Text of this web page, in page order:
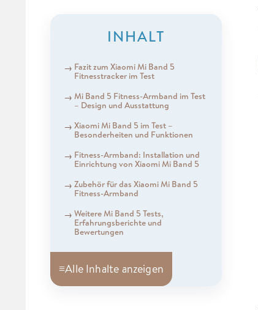
INHALT
Fazit zum Xiaomi Mi Band 5
Fitnesstracker im Test
Mi Band 5 Fitness-Armband im Test
– Design und Ausstattung
Xiaomi Mi Band 5 im Test –
Besonderheiten und Funktionen
Fitness-Armband: Installation und
Einrichtung von Xiaomi Mi Band 5
Zubehör für das Xiaomi Mi Band 5
Fitness-Armband
Weitere Mi Band 5 Tests,
Erfahrungsberichte und
Bewertungen
≡Alle Inhalte anzeigen